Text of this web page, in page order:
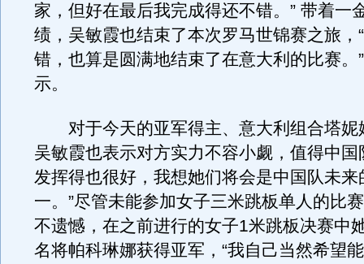
家，但好在最后我完成得还不错。” 带着一
绩，吴敏霞也结束了本次罗马世锦赛之旅，
错，也算是圆满地结束了在意大利的比赛。
示。
对于今天的亚军得主、意大利组合塔妮
吴敏霞也表示对方实力不容小觑，值得中国
发挥得也很好，我想她们将会是中国队未来
一。”尽管未能参加女子三米跳板单人的比
不遗憾，在之前进行的女子1米跳板决赛中
名将帕科琳娜获得亚军，“我自己当然希望